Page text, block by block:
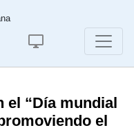
el “Día mundial
el